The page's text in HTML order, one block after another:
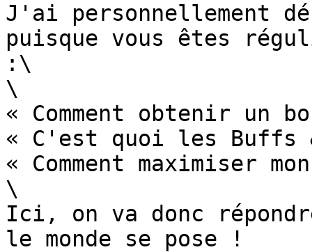
J'ai personnellement
puisque vous êtes
:\
\
« Comment obtenir un
« C'est quoi les Buffs
« Comment maximiser
\
Ici, on va donc
le monde se pose !